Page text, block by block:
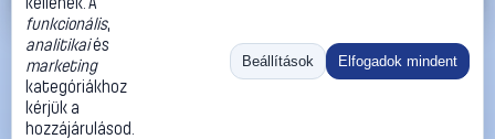
«
Ugrás:
Méret:
Rendezés:
©2026
ÁSZF
funkcionális,
analitikaiés
marketing
kategóriákhoz
kérjük a
hozzájárulásod.
Beállítások Elfogadok mindent